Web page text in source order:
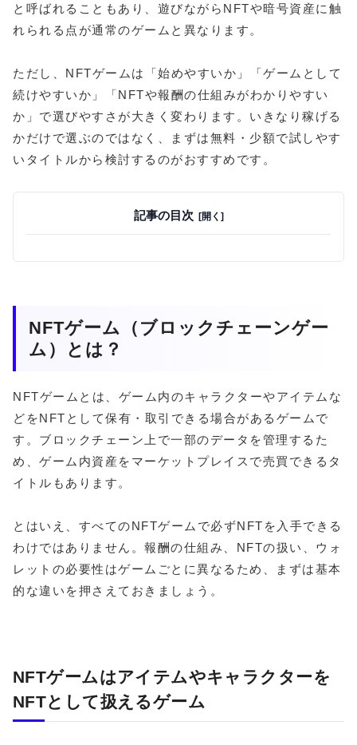
と呼ばれることもあり、遊びながらNFTや暗号資産に触
れられる点が通常のゲームと異なります。
ただし、NFTゲームは「始めやすいか」「ゲームとして
続けやすいか」「NFTや報酬の仕組みがわかりやすい
か」で選びやすさが大きく変わります。いきなり稼げる
かだけで選ぶのではなく、まずは無料・少額で試しやす
いタイトルから検討するのがおすすめです。
記事の目次
NFTゲーム（ブロックチェーンゲー
ム）とは？
NFTゲームとは、ゲーム内のキャラクターやアイテムな
どをNFTとして保有・取引できる場合があるゲームで
す。ブロックチェーン上で一部のデータを管理するた
め、ゲーム内資産をマーケットプレイスで売買できるタ
イトルもあります。
とはいえ、すべてのNFTゲームで必ずNFTを入手できる
わけではありません。報酬の仕組み、NFTの扱い、ウォ
レットの必要性はゲームごとに異なるため、まずは基本
的な違いを押さえておきましょう。
NFTゲームはアイテムやキャラクターを
NFTとして扱えるゲーム